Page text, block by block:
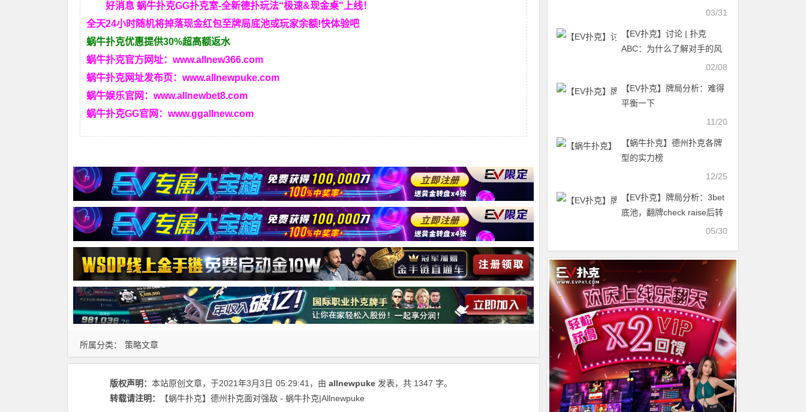
好消息 蜗牛扑克GG扑克室-全新德扑玩法“极速&现金桌"上线！
全天24小时随机将掉落现金红包至牌局底池或玩家余额!快体验吧
蜗牛扑克优惠提供30%超高额返水
蜗牛扑克官方网址： www.allnew366.com
蜗牛扑克网址发布页： www.allnewpuke.com
蜗牛娱乐官网： www.allnewbet8.com
蜗牛扑克GG官网： www.ggallnew.com
所属分类： 策略文章
版权声明： 本站原创文章，于2021年3月3日 05:29:41 ，由 allnewpuke 发表，共 1347 字。
转载请注明：
【蜗牛扑克】德州扑克面对强敌 - 蜗牛扑克|Allnewpuke
03/31
【EV扑克】​讨论 | 扑克
ABC：为什么了解对手的风
02/08
【EV扑克】牌局分析：难得
平衡一下
11/20
【蜗牛扑克】德州扑克各牌
型的实力榜
12/25
【EV扑克】牌局分析：3bet
底池，翻牌check raise后转
05/30